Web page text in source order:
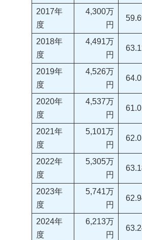
2017年
度
4,300万
円
2018年
度
4,491万
円
2019年
度
4,526万
円
2020年
度
4,537万
円
2021年
度
5,101万
円
2022年
度
5,305万
円
2023年
度
5,741万
円
2024年
度
6,213万
円